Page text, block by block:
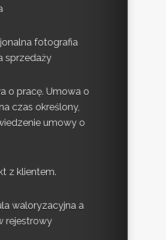
fotografia
sprzedaży
o pracę. Umowa o
czas określony,
umowy o
z klientem.
waloryzacyjna a
rejestrowy